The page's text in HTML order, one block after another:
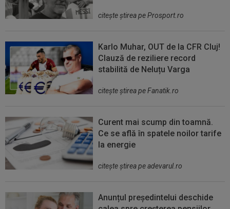
citeşte ştirea pe Prosport.ro
Karlo Muhar, OUT de la CFR Cluj!
Clauză de reziliere record
stabilită de Neluțu Varga
citeşte ştirea pe Fanatik.ro
Curent mai scump din toamnă.
Ce se află în spatele noilor tarife
la energie
citeşte ştirea pe adevarul.ro
Anunțul președintelui deschide